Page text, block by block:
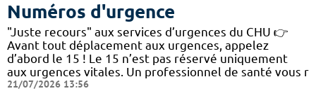
Numéros d'urgence
"Juste recours" aux services d’urgences du CHU 👉
Avant tout déplacement aux urgences, appelez
d’abord le 15 ! Le 15 n’est pas réservé uniquement
aux urgences vitales. Un professionnel de santé vous r
21/07/2026 13:56